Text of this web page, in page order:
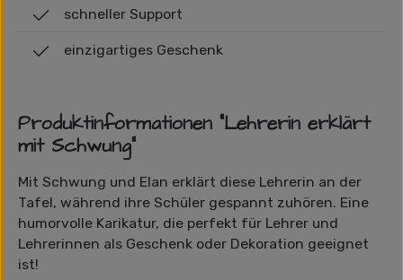
schneller Support
einzigartiges Geschenk
Produktinformationen "Lehrerin erklärt
mit Schwung"
Mit Schwung und Elan erklärt diese Lehrerin an der
Tafel, während ihre Schüler gespannt zuhören. Eine
humorvolle Karikatur, die perfekt für Lehrer und
Lehrerinnen als Geschenk oder Dekoration geeignet
ist!